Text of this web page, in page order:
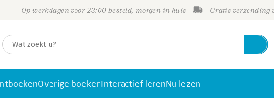
Op werkdagen voor 23:00 besteld, morgen in huis Gratis verzending
Overige boekenInteractief lerenNu lezen